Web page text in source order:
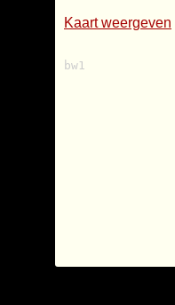
Kaart weergeven
bw1